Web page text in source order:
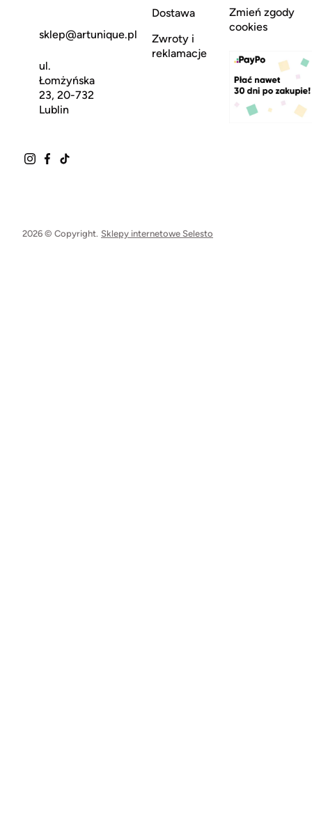
sklep@artunique.pl
ul.
Łomżyńska
23, 20-732
Lublin
Dostawa
Zwroty i
reklamacje
Zmień zgody
cookies
2026 © Copyright. Sklepy internetowe Selesto